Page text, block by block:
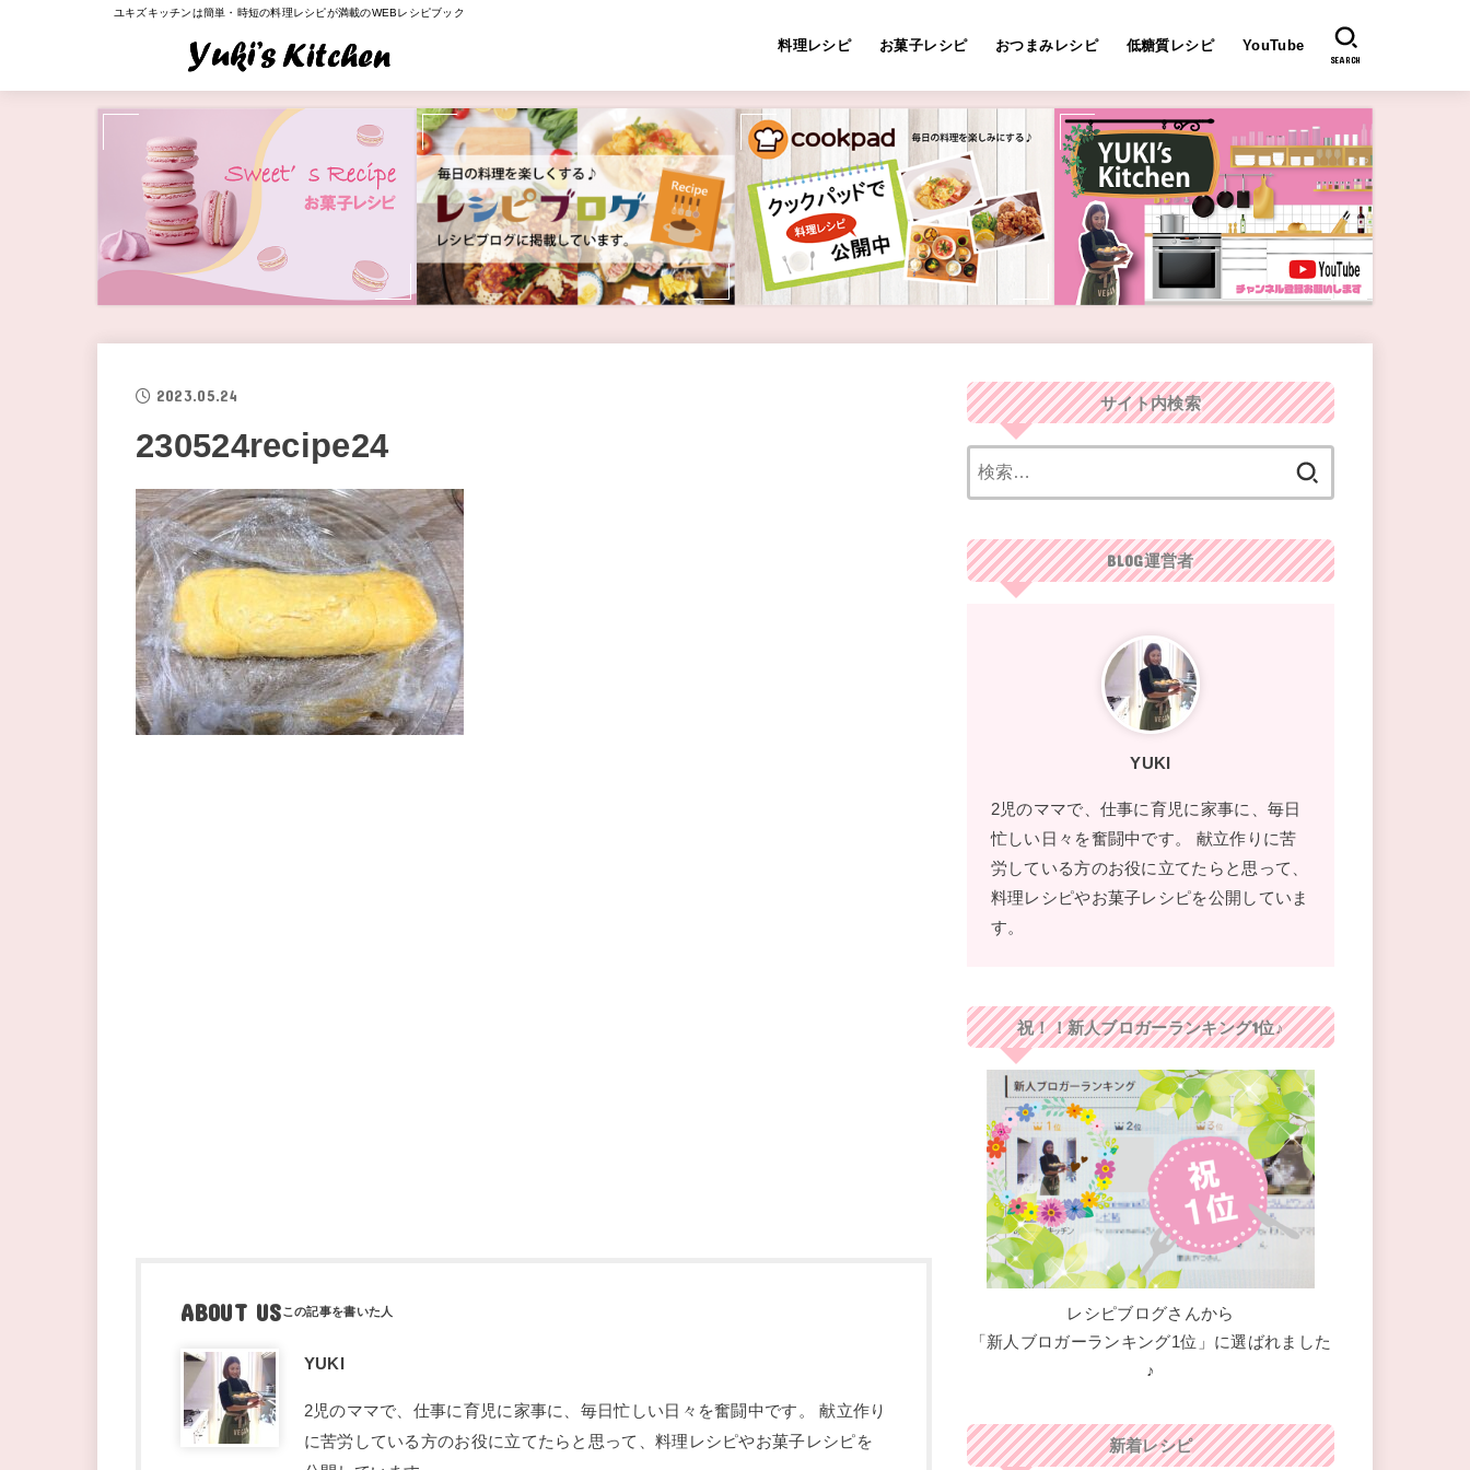
ユキズキッチンは簡単・時短の料理レシピが満載のWEBレシピブック
料理レシピ お菓子レシピ おつまみレシピ 低糖質レシピ YouTube
SEARCH
2023.05.24
230524recipe24
ABOUT US
YUKI
2児のママで、仕事に育児に家事に、毎日忙しい日々を奮闘中です。 献立作り
に苦労している方のお役に立てたらと思って、料理レシピやお菓子レシピを
サイト内検索
BLOG運営者
YUKI
2児のママで、仕事に育児に家事に、毎日
忙しい日々を奮闘中です。 献立作りに苦
労している方のお役に立てたらと思って、
料理レシピやお菓子レシピを公開していま
す。
祝！！新人ブロガーランキング1位♪
レシピブログさんから
「新人ブロガーランキング1位」に選ばれました
♪
新着レシピ